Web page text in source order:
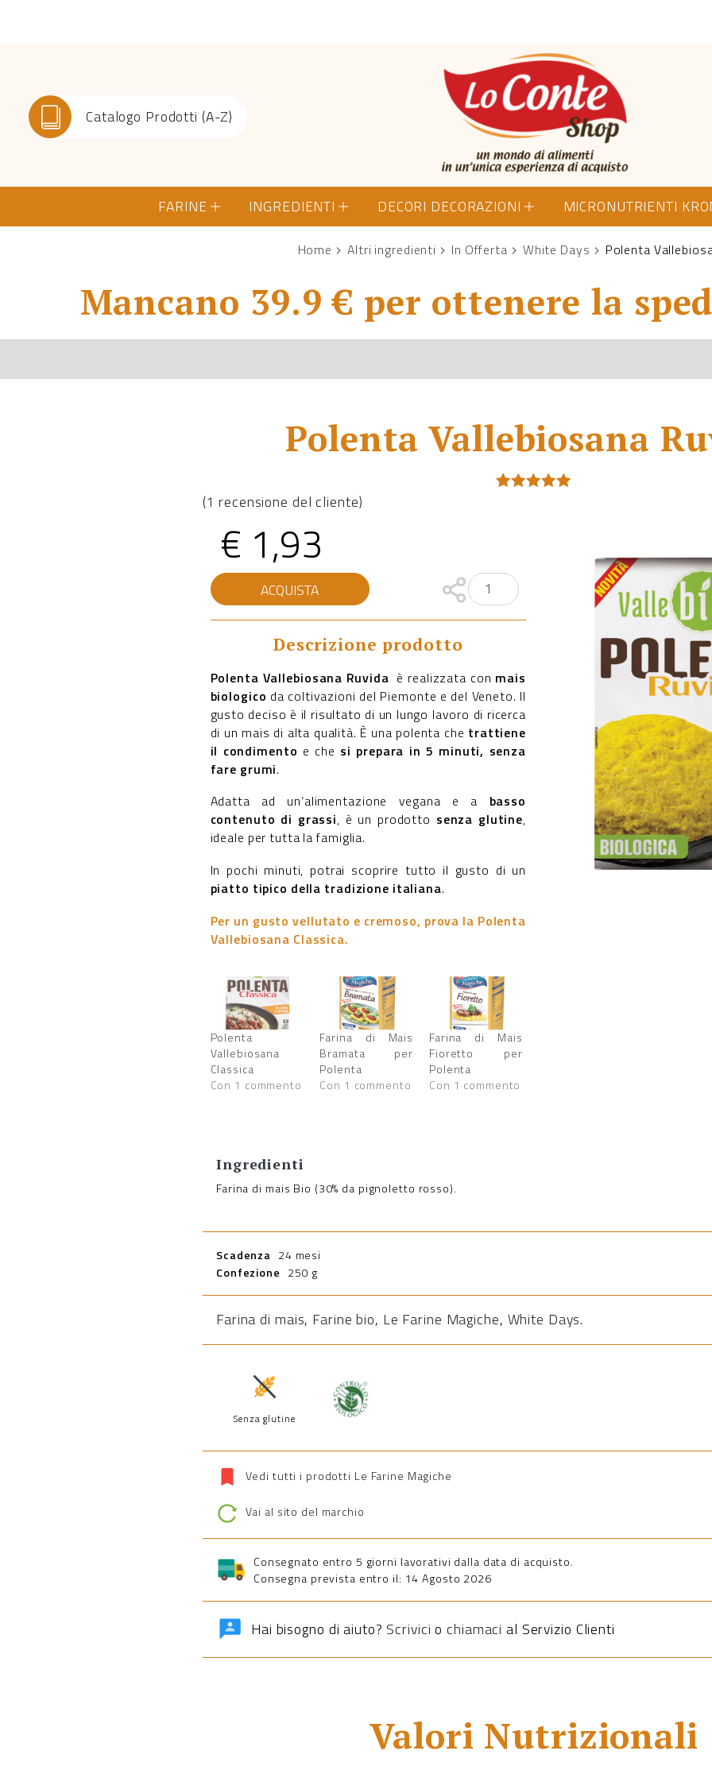
Catalogo Prodotti (A-Z)
Lo Conte Shop
FARINE INGREDIENTI DECORI DECORAZIONI MICRONUTRIENTI
Home Altri ingredienti In Offerta White Days Polenta
Mancano 39.9 € per ottenere la
Polenta Vallebiosana
(1 recensione del cliente)
€ 1,93
Polenta
Vallebiosana
Ruvida
quantità
ACQUISTA
Descrizione prodotto
Polenta Vallebiosana Ruvida è realizzata con mais
biologico da coltivazioni del Piemonte e del Veneto. Il
gusto deciso è il risultato di un lungo lavoro di ricerca
di un mais di alta qualità. È una polenta che trattiene
il condimento e che si prepara in 5 minuti, senza
fare grumi.
Adatta ad un’alimentazione vegana e a basso
contenuto di grassi, è un prodotto senza glutine,
ideale per tutta la famiglia.
In pochi minuti, potrai scoprire tutto il gusto di un
piatto tipico della tradizione italiana.
Per un gusto vellutato e cremoso, prova la Polenta
Vallebiosana Classica.
Polenta
Vallebiosana
Classica
Con 1 commento
Farina di Mais
Bramata per
Polenta
Con 1 commento
Farina di Mais
Fioretto per
Polenta
Con 1 commento
Ingredienti
Farina di mais Bio (30% da pignoletto rosso).
Scadenza 24 mesi
Confezione 250 g
Farina di mais, Farine bio, Le Farine Magiche, White Days.
Senza glutine
Vedi tutti i prodotti Le Farine Magiche
Vai al sito del marchio
Consegnato entro 5 giorni lavorativi dalla data di acquisto.
Consegna prevista entro il: 14 Agosto 2026
Hai bisogno di aiuto? Scrivici ochiamaci al Servizio Clienti
Valori Nutrizionali